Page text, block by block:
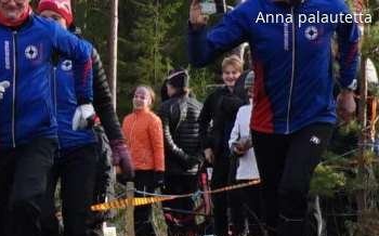
Anna palautetta